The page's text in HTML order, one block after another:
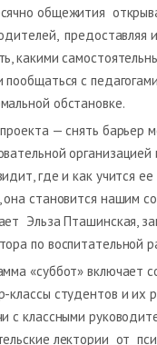
общежития
предоставляя
какими
пообщаться с
обстановке.
— снять барьер
организацией
где и как учится ее
она становится нашим
Эльза Пташинская,
по воспитательной
«суббот» включает
классы студентов и их
с классными
лектории от